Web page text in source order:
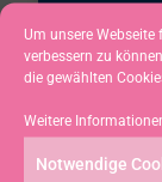
Um unsere
verbessern zu
die gewählten
Weitere
Notwendige
Skiff-
21. Mai 2018